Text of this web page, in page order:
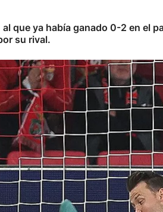
que ya había ganado 0-2 en
su rival.